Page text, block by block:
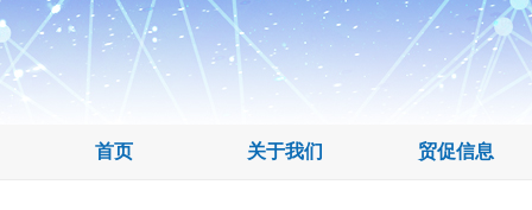
首页 关于我们 贸促信息